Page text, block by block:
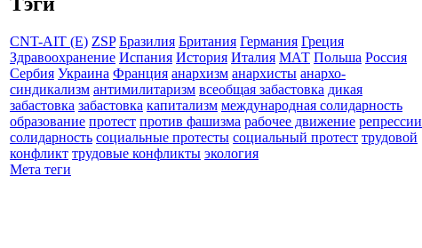
CNT-AIT (E) ZSP Бразилия Британия Германия Греция
Здравоохранение Испания История Италия МАТ Польша Россия
Сербия Украина Франция анархизм анархисты анархо-
синдикализм антимилитаризм всеобщая забастовка дикая
забастовка забастовка капитализм международная солидарность
образование протест против фашизма рабочее движение репрессии
солидарность социальные протесты социальный протест трудовой
конфликт трудовые конфликты экология
Мета теги